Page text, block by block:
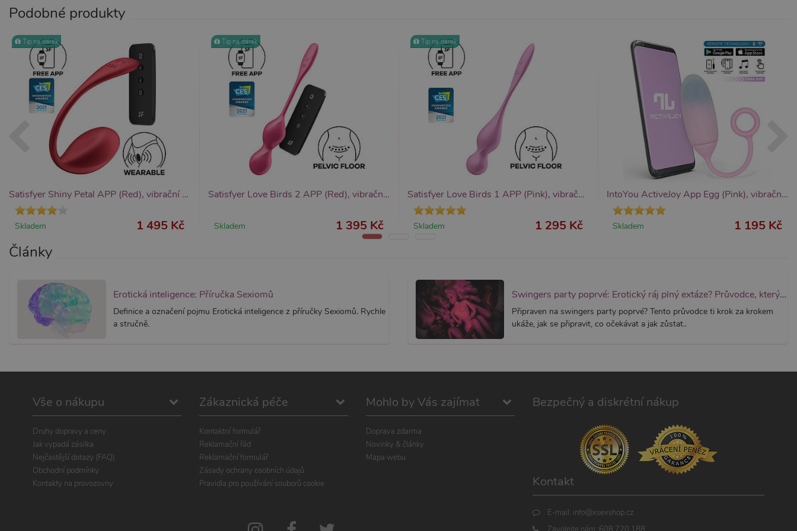
Podobné produkty
Tip na dárek
Satisfyer Shiny Petal APP (Red), vibrační vaginální vajíčko
Skladem 1 495 Kč
Tip na dárek
Satisfyer Love Birds 2 APP (Red), vibrační vaginální kuličky
Skladem 1 395 Kč
Tip na dárek
Satisfyer Love Birds 1 APP (Pink), vibrační vaginální kuličky
Skladem 1 295 Kč
IntoYou ActiveJoy App Egg (Pink), vibrační vajíčko s ovládáním telefonem
Skladem 1 195 Kč
Články
Erotická inteligence: Příručka Sexiomů
Definice a označení pojmu Erotická inteligence z příručky Sexiomů. Rychle
a stručně.
Swingers party poprvé: Erotický ráj plný extáze? Průvodce, který ti otevře dveře!
Připraven na swingers party poprvé? Tento průvodce ti krok za krokem
ukáže, jak se připravit, co očekávat a jak zůstat..
Vše o nákupu
Druhy dopravy a ceny
Jak vypadá zásilka
Nejčastější dotazy (FAQ)
Obchodní podmínky
Kontakty na provozovny
Zákaznická péče
Kontaktní formulář
Reklamační řád
Reklamační formulář
Zásady ochrany osobních údajů
Pravidla pro používání souborů cookie
Mohlo by Vás zajímat
Doprava zdarma
Novinky & články
Mapa webu
Bezpečný a diskrétní nákup
Kontakt
E-mail: info@xsexshop.cz
Zavolejte nám: 608 720 188